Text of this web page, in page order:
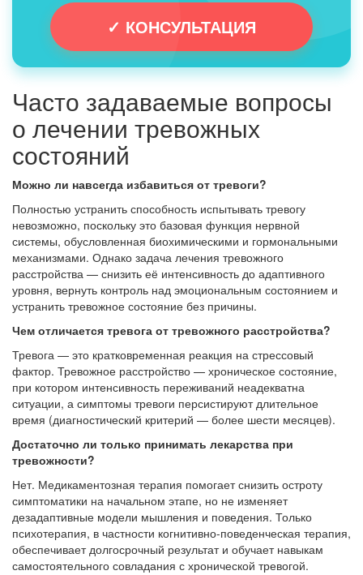
✓ КОНСУЛЬТАЦИЯ
Часто задаваемые вопросы
о лечении тревожных
состояний
Можно ли навсегда избавиться от тревоги?
Полностью устранить способность испытывать тревогу
невозможно, поскольку это базовая функция нервной
системы, обусловленная биохимическими и гормональными
механизмами. Однако задача лечения тревожного
расстройства — снизить её интенсивность до адаптивного
уровня, вернуть контроль над эмоциональным состоянием и
устранить тревожное состояние без причины.
Чем отличается тревога от тревожного расстройства?
Тревога — это кратковременная реакция на стрессовый
фактор. Тревожное расстройство — хроническое состояние,
при котором интенсивность переживаний неадекватна
ситуации, а симптомы тревоги персистируют длительное
время (диагностический критерий — более шести месяцев).
Достаточно ли только принимать лекарства при
тревожности?
Нет. Медикаментозная терапия помогает снизить остроту
симптоматики на начальном этапе, но не изменяет
дезадаптивные модели мышления и поведения. Только
психотерапия, в частности когнитивно-поведенческая терапия,
обеспечивает долгосрочный результат и обучает навыкам
самостоятельного совладания с хронической тревогой.